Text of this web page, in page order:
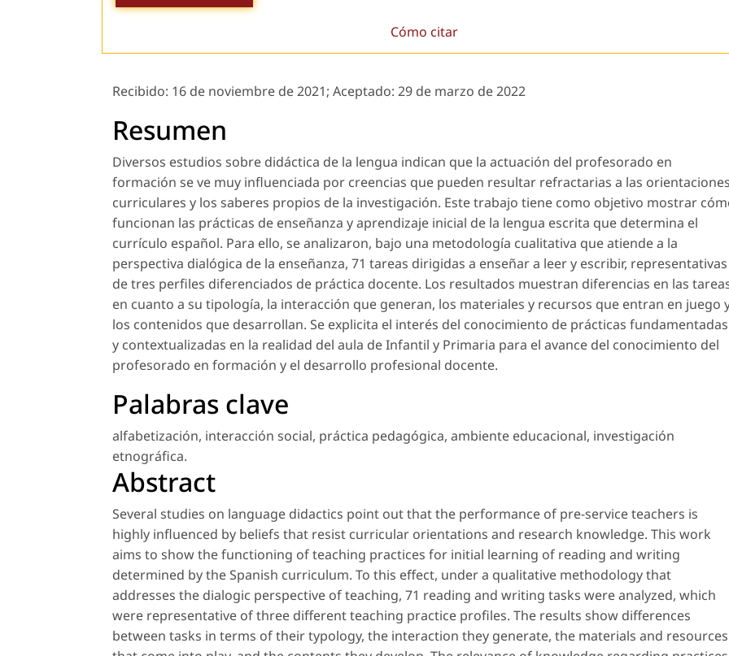
Cómo citar
Recibido: 16 de noviembre de 2021; Aceptado: 29 de marzo de 2022
Resumen
Diversos estudios sobre didáctica de la lengua indican que la actuación del profesorado en
formación se ve muy influenciada por creencias que pueden resultar refractarias a las orientaciones
curriculares y los saberes propios de la investigación. Este trabajo tiene como objetivo mostrar
funcionan las prácticas de enseñanza y aprendizaje inicial de la lengua escrita que determina el
currículo español. Para ello, se analizaron, bajo una metodología cualitativa que atiende a la
perspectiva dialógica de la enseñanza, 71 tareas dirigidas a enseñar a leer y escribir, representativas
de tres perfiles diferenciados de práctica docente. Los resultados muestran diferencias en las
en cuanto a su tipología, la interacción que generan, los materiales y recursos que entran en juego
los contenidos que desarrollan. Se explicita el interés del conocimiento de prácticas fundamentadas
y contextualizadas en la realidad del aula de Infantil y Primaria para el avance del conocimiento del
profesorado en formación y el desarrollo profesional docente.
Palabras clave
alfabetización, interacción social, práctica pedagógica, ambiente educacional, investigación
etnográfica.
Abstract
Several studies on language didactics point out that the performance of pre-service teachers is
highly influenced by beliefs that resist curricular orientations and research knowledge. This work
aims to show the functioning of teaching practices for initial learning of reading and writing
determined by the Spanish curriculum. To this effect, under a qualitative methodology that
addresses the dialogic perspective of teaching, 71 reading and writing tasks were analyzed, which
were representative of three different teaching practice profiles. The results show differences
between tasks in terms of their typology, the interaction they generate, the materials and resources